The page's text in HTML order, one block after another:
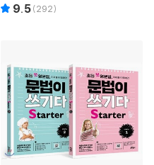
9.5(292)